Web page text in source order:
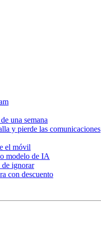
una semana
y pierde las comunicaciones
el móvil
modelo de IA
de ignorar
con descuento